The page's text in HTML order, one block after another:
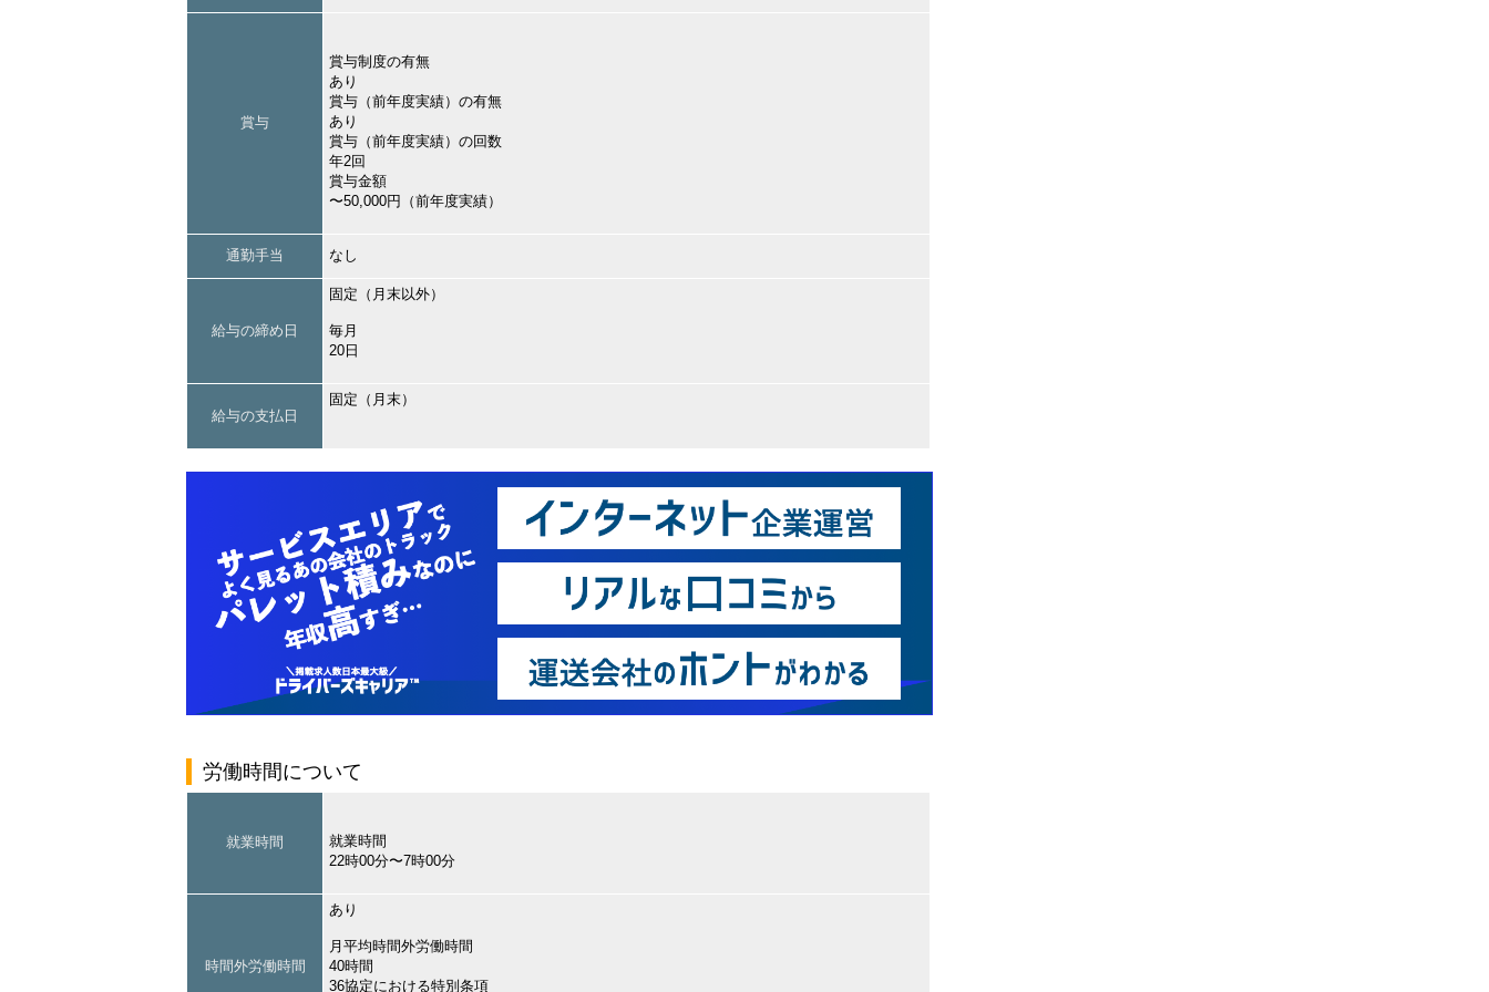
賞与
賞与制度の有無
あり
賞与（前年度実績）の有無
あり
賞与（前年度実績）の回数
年2回
賞与金額
〜50,000円（前年度実績）
通勤手当 なし
給与の締め日
固定（月末以外）
毎月
20日
給与の支払日
固定（月末）
労働時間について
就業時間
就業時間
22時00分〜7時00分
時間外労働時間
あり
月平均時間外労働時間
40時間
36協定における特別条項